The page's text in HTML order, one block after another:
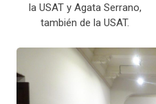
la USAT y Agata Serrano,
también de la USAT.